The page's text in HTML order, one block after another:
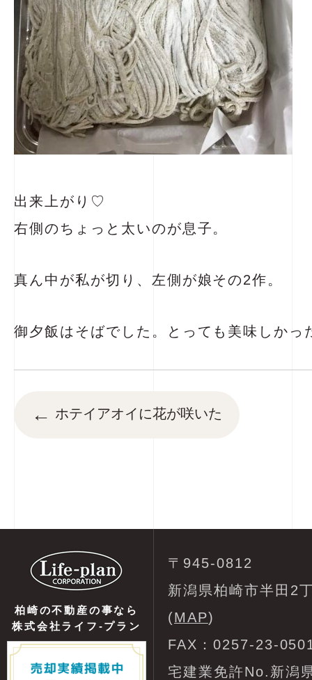
出来上がり♡
右側のちょっと太いのが息子。
真ん中が私が切り、左側が娘その2作。
御夕飯はそばでした。とっても美味しか
← ホテイアオイに花が咲いた
柏崎の不動産の事なら
株式会社ライフ-プラン
〒945-0812
新潟県柏崎市半田2
(MAP)
FAX：0257-23-
宅建業免許No.新潟